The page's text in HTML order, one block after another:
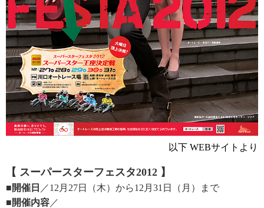
以下 WEBサイトより
【 スーパースターフェスタ2012 】
■開催日 ／12月27日（木）から12月31日（月）まで
■開催内容 ／